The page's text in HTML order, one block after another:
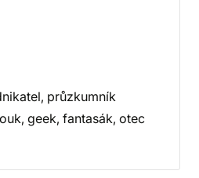
průzkumník
geek, fantasák, otec